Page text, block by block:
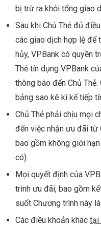
bị trừ ra khỏi tổng giao
Sau khi Chủ Thẻ đủ
các giao dịch hợp lệ để
hủy, VPBank có quyền
Thẻ tín dụng VPBank
thông báo đến Chủ
bảng sao kê kì kế tiếp
Chủ Thẻ phải chịu mọi
đến việc nhận ưu đãi từ
bao gồm không giới
có).
Mọi quyết định của
trình ưu đãi, bao gồm
suốt Chương trình này
Các điều khoản khác tại